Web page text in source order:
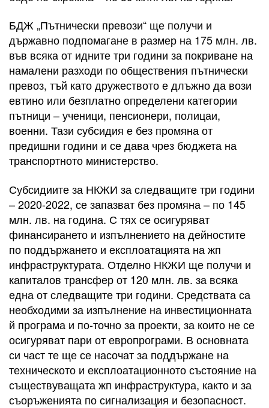
БДЖ „Пътнически превози“ ще получи и
държавно подпомагане в размер на 175 млн. лв.
във всяка от идните три години за покриване на
намалени разходи по обществения пътнически
превоз, тъй като дружеството е длъжно да вози
евтино или безплатно определени категории
пътници – ученици, пенсионери, полицаи,
военни. Тази субсидия е без промяна от
предишни години и се дава чрез бюджета на
транспортното министерство.
Субсидиите за НКЖИ за следващите три години
– 2020-2022, се запазват без промяна – по 145
млн. лв. на година. С тях се осигуряват
финансирането и изпълнението на дейностите
по поддържането и експлоатацията на жп
инфраструктурата. Отделно НКЖИ ще получи и
капиталов трансфер от 120 млн. лв. за всяка
една от следващите три години. Средствата са
необходими за изпълнение на инвестиционната
й програма и по-точно за проекти, за които не се
осигуряват пари от европрограми. В основната
си част те ще се насочат за поддържане на
техническото и експлоатационното състояние на
съществуващата жп инфраструктура, както и за
съоръженията по сигнализация и безопасност.